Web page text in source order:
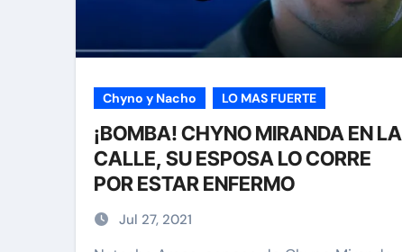
Chyno y Nacho LO MAS FUERTE
¡BOMBA! CHYNO MIRANDA EN LA
CALLE, SU ESPOSA LO CORRE
POR ESTAR ENFERMO
Jul 27, 2021